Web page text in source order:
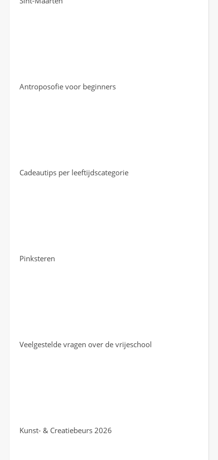
Antroposofie voor beginners
Cadeautips per leeftijdscategorie
Pinksteren
Veelgestelde vragen over de vrijeschool
Kunst- & Creatiebeurs 2026